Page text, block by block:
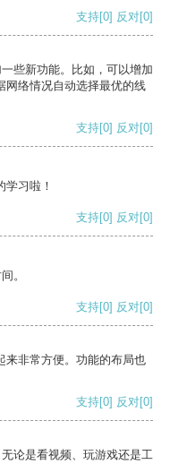
支持[0] 反对[0]
些新功能。比如，可以增加
网络情况自动选择最优的线
支持[0] 反对[0]
习啦！
支持[0] 反对[0]
。
支持[0] 反对[0]
来非常方便。功能的布局也
支持[0] 反对[0]
论是看视频、玩游戏还是工